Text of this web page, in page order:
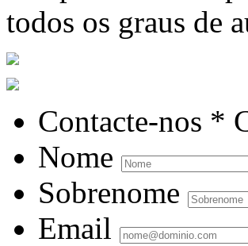
todos os graus de
Contacte-nos *
Nome
Sobrenome
Email